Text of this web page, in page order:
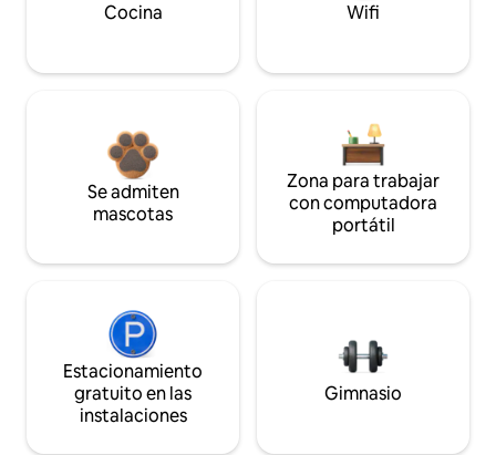
Cocina Wifi
Se admiten
mascotas
Zona para trabajar
con computadora
portátil
Estacionamiento
gratuito en las
instalaciones
Gimnasio